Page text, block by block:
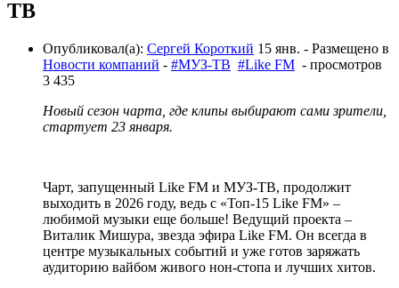
ТВ
Опубликовал(а): Сергей Короткий 15 янв. - Размещено в
Новости компаний - #МУЗ-ТВ #Like FM - просмотров
3 435
Новый сезон чарта, где клипы выбирают сами зрители,
стартует 23 января.
Чарт, запущенный Like FM и МУЗ-ТВ, продолжит
выходить в 2026 году, ведь с «Топ-15 Like FM» –
любимой музыки еще больше! Ведущий проекта –
Виталик Мишура, звезда эфира Like FM. Он всегда в
центре музыкальных событий и уже готов заряжать
аудиторию вайбом живого нон-стопа и лучших хитов.